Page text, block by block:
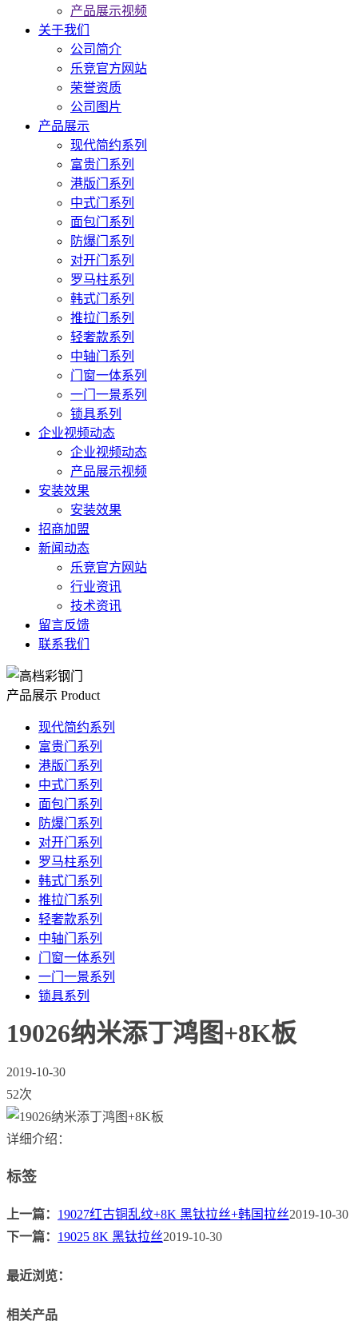
产品展示视频
关于我们
公司简介
乐竞官方网站
荣誉资质
公司图片
产品展示
现代简约系列
富贵门系列
港版门系列
中式门系列
面包门系列
防爆门系列
对开门系列
罗马柱系列
韩式门系列
推拉门系列
轻奢款系列
中轴门系列
门窗一体系列
一门一景系列
锁具系列
企业视频动态
企业视频动态
产品展示视频
安装效果
安装效果
招商加盟
新闻动态
乐竞官方网站
行业资讯
技术资讯
留言反馈
联系我们
产品展示 Product
现代简约系列
富贵门系列
港版门系列
中式门系列
面包门系列
防爆门系列
对开门系列
罗马柱系列
韩式门系列
推拉门系列
轻奢款系列
中轴门系列
门窗一体系列
一门一景系列
锁具系列
19026纳米添丁鸿图+8K板
2019-10-30
52次
详细介绍：
标签
上一篇： 19027红古铜乱纹+8K 黑钛拉丝+韩国拉丝2019-10-30
下一篇： 19025 8K 黑钛拉丝2019-10-30
最近浏览：
相关产品